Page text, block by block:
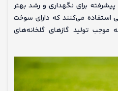
برای نگهداری و رشد بهتر
استفاده می‌کنند که دارای سوخت
تولید گازهای گلخانه‌های